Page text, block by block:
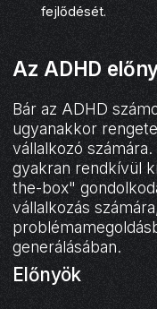
fejlődését.
Az ADHD
Bár az ADHD
ugyanakkor
vállalkozó
gyakran rendkívül
the-box"
vállalkozás
generálásában.
Előnyök